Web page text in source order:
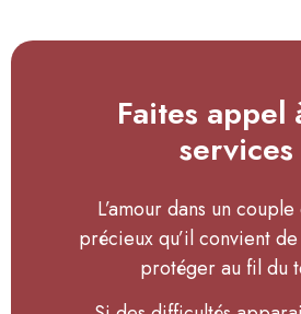
Faites appel
services
L’amour dans un
précieux qu’il convient
protéger au fil du